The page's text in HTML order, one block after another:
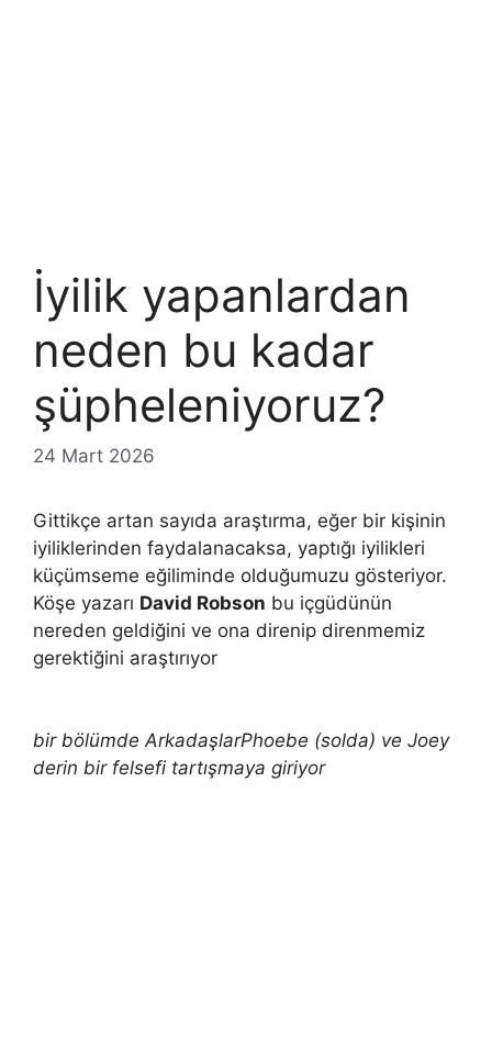
İyilik yapanlardan
neden bu kadar
şüpheleniyoruz?
24 Mart 2026
Gittikçe artan sayıda araştırma, eğer bir kişinin
iyiliklerinden faydalanacaksa, yaptığı iyilikleri
küçümseme eğiliminde olduğumuzu gösteriyor.
Köşe yazarı David Robson bu içgüdünün
nereden geldiğini ve ona direnip direnmemiz
gerektiğini araştırıyor
bir bölümdeArkadaşlarPhoebe (solda) ve Joey
derin bir felsefi tartışmaya giriyor